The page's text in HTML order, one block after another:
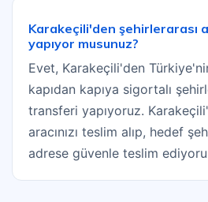
Karakeçili'den şehirlerarası
yapıyor musunuz?
Evet, Karakeçili'den
kapıdan kapıya sigortalı
transferi yapıyoruz.
aracınızı teslim alıp, hedef
adrese güvenle teslim